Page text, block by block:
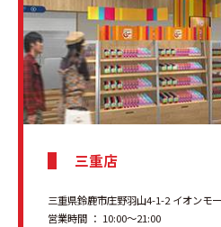
三重店
三重県鈴鹿市庄野羽山4-1-2 イオンモ
営業時間 ： 10:00〜21:00